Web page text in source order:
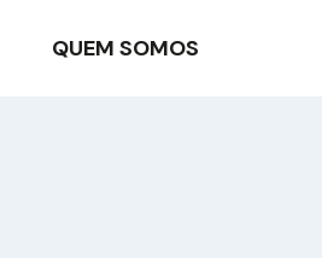
QUEM SOMOS